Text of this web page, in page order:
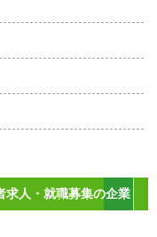
求人・就職募集の企業